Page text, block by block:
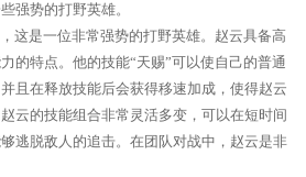
强势的打野英雄。
这是一位非常强势的打野英雄。赵云具备高
的特点。他的技能“天赐”可以使自己的普通
且在释放技能后会获得移速加成，使得赵云
云的技能组合非常灵活多变，可以在短时间
逃脱敌人的追击。在团队对战中，赵云是非